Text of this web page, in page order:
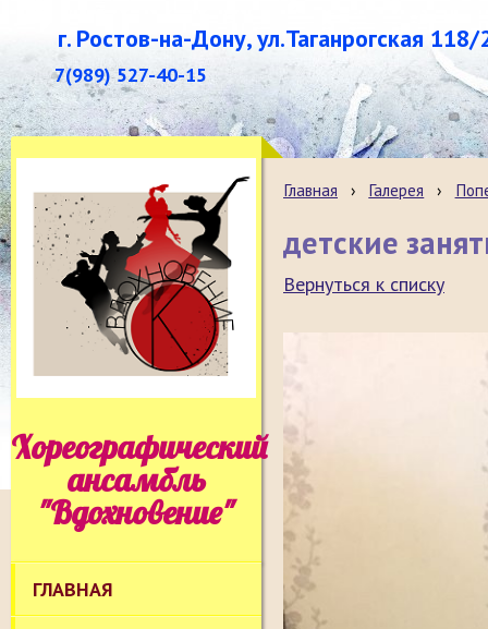
г. Ростов-на-Дону, ул.Таганрогская 118/
7(989) 527-40-15
Хореографический
ансамбль
"Вдохновение"
ГЛАВНАЯ
Главная › Галерея ›
детские
Вернуться к списку